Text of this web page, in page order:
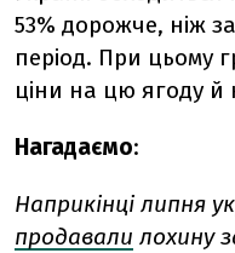
53% дорожче, ніж
період. При цьому
ціни на цю ягоду й
Нагадаємо:
Наприкінці липня у
продавали лохину